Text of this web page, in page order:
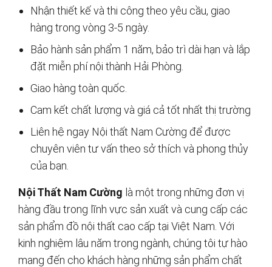
Nhận thiết kế và thi công theo yêu cầu, giao
hàng trong vòng 3-5 ngày.
Bảo hành sản phẩm 1 năm, bảo trì dài hạn và lắp
đặt miễn phí nội thành Hải Phòng.
Giao hàng toàn quốc.
Cam kết chất lượng và giá cả tốt nhất thị trường
Liên hệ ngay Nội thất Nam Cường để được
chuyên viên tư vấn theo sở thích và phong thủy
của bạn.
Nội Thất Nam Cường là một trong những đơn vị
hàng đầu trong lĩnh vực sản xuất và cung cấp các
sản phẩm đồ nội thất cao cấp tại Việt Nam. Với
kinh nghiệm lâu năm trong ngành, chúng tôi tự hào
mang đến cho khách hàng những sản phẩm chất